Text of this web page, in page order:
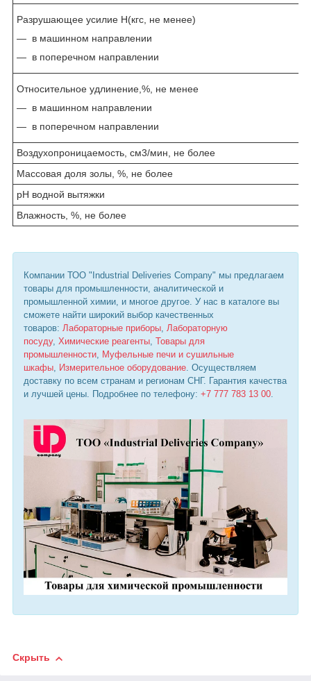
Разрушающее усилие Н(кгс, не менее)
— в машинном направлении
— в поперечном направлении
Относительное удлинение,%, не менее
— в машинном направлении
— в поперечном направлении
Воздухопроницаемость, см3/мин, не более
Массовая доля золы, %, не более
pH водной вытяжки
Влажность, %, не более
Компании ТОО "Industrial Deliveries Company" мы предлагаем
товары для промышленности, аналитической и
промышленной химии, и многое другое. У нас в каталоге вы
сможете найти широкий выбор качественных
товаров: Лабораторные приборы, Лабораторную
посуду, Химические реагенты, Товары для
промышленности, Муфельные печи и сушильные
шкафы, Измерительное оборудование. Осуществляем
доставку по всем странам и регионам СНГ. Гарантия качества
и лучшей цены. Подробнее по телефону: +7 777 783 13 00.
Скрыть